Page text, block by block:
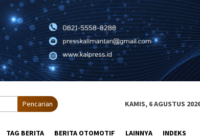
Pencarian KAMIS, 6 AGUSTUS
TAG BERITA BERITA OTOMOTIF LAINNYA INDEKS